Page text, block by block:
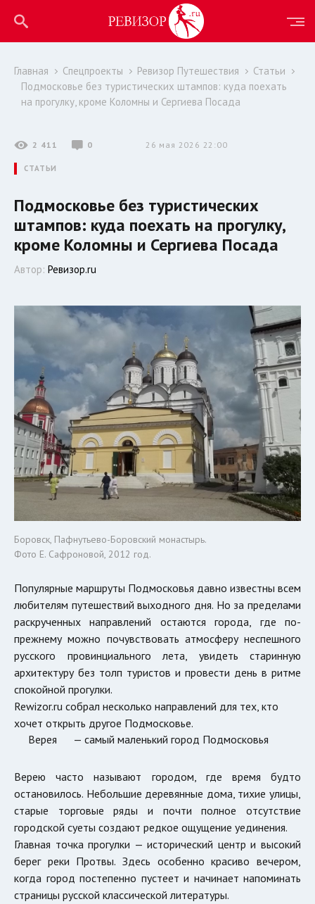
Главная Спецпроекты Ревизор Путешествия
Статьи
Подмосковье без туристических штампов: куда поехать
на прогулку, кроме Коломны и Сергиева Посада
2 411 0 26 мая 2026 22:00
СТАТЬИ
Подмосковье без туристических
штампов: куда поехать на прогулку,
кроме Коломны и Сергиева Посада
Автор: Ревизор.ru
Боровск, Пафнутьево-Боровский монастырь.
Фото Е. Сафроновой, 2012 год.
Популярные маршруты Подмосковья давно известны всем
любителям путешествий выходного дня. Но за пределами
раскрученных направлений остаются города, где по-
прежнему можно почувствовать атмосферу неспешного
русского провинциального лета, увидеть старинную
архитектуру без толп туристов и провести день в ритме
спокойной прогулки.
Rewizor.ru собрал несколько направлений для тех, кто
хочет открыть другое Подмосковье.
Верея
— самый маленький город Подмосковья
Верею часто называют городом, где время будто
остановилось. Небольшие деревянные дома, тихие улицы,
старые торговые ряды и почти полное отсутствие
городской суеты создают редкое ощущение уединения.
Главная точка прогулки — исторический центр и высокий
берег реки Протвы. Здесь особенно красиво вечером,
когда город постепенно пустеет и начинает напоминать
страницы русской классической литературы.